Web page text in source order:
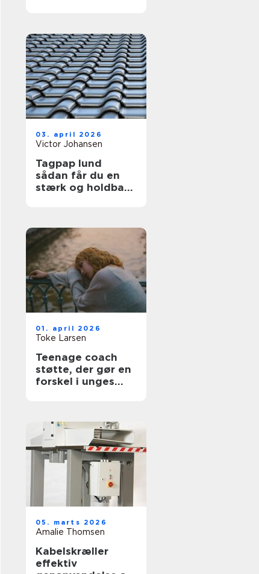
03. april 2026
Victor Johansen
Tagpap lund
sådan får du en
stærk og holdbar
01. april 2026
Toke Larsen
Teenage coach
støtte, der gør en
forskel i unges
05. marts 2026
Amalie Thomsen
Kabelskræller
effektiv